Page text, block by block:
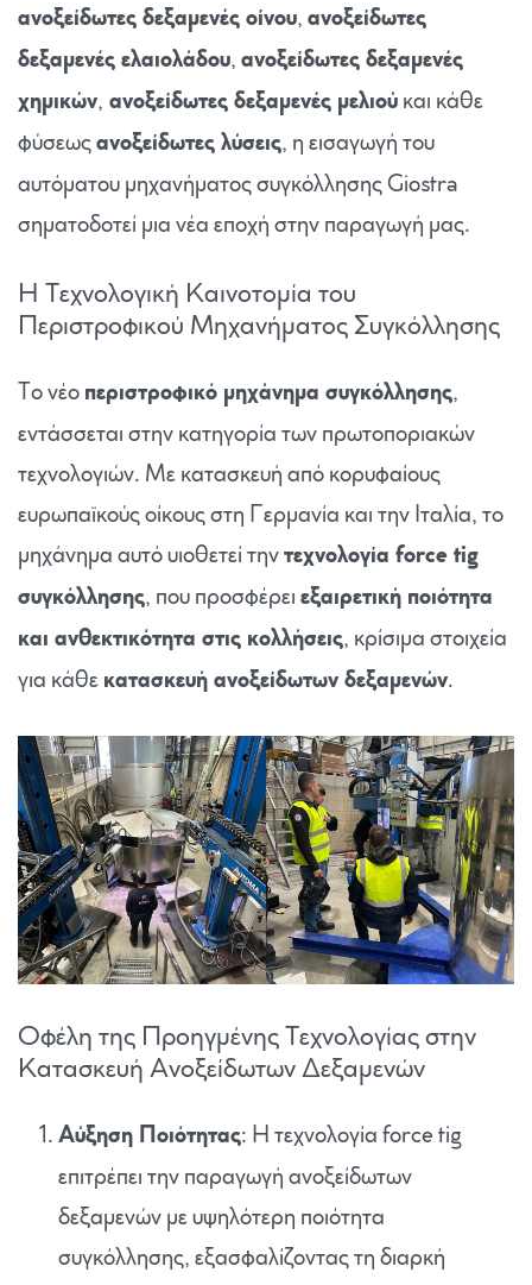
ανοξείδωτες δεξαμενές οίνου, ανοξείδωτες
δεξαμενές ελαιολάδου, ανοξείδωτες δεξαμενές
χημικών, ανοξείδωτες δεξαμενές μελιού και κάθε
φύσεως ανοξείδωτες λύσεις, η εισαγωγή του
αυτόματου μηχανήματος συγκόλλησης Giostra
σηματοδοτεί μια νέα εποχή στην παραγωγή μας.
Η Τεχνολογική Καινοτομία του
Περιστροφικού Μηχανήματος Συγκόλλησης
Το νέο περιστροφικό μηχάνημα συγκόλλησης,
εντάσσεται στην κατηγορία των πρωτοποριακών
τεχνολογιών. Με κατασκευή από κορυφαίους
ευρωπαϊκούς οίκους στη Γερμανία και την Ιταλία, το
μηχάνημα αυτό υιοθετεί την τεχνολογία force tig
συγκόλλησης, που προσφέρει εξαιρετική ποιότητα
και ανθεκτικότητα στις κολλήσεις, κρίσιμα στοιχεία
για κάθε κατασκευή ανοξείδωτων δεξαμενών.
Οφέλη της Προηγμένης Τεχνολογίας στην
Κατασκευή Ανοξείδωτων Δεξαμενών
Αύξηση Ποιότητας: Η τεχνολογία force tig
επιτρέπει την παραγωγή ανοξείδωτων
δεξαμενών με υψηλότερη ποιότητα
συγκόλλησης, εξασφαλίζοντας τη διαρκή